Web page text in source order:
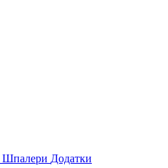
Шпалери Додатки